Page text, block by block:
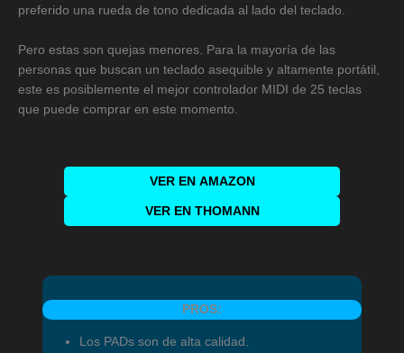
preferido una rueda de tono dedicada al lado del teclado.
Pero estas son quejas menores. Para la mayoría de las
personas que buscan un teclado asequible y altamente portátil,
este es posiblemente el mejor controlador MIDI de 25 teclas
que puede comprar en este momento.
VER EN AMAZON
VER EN THOMANN
PROS:
Los PADs son de alta calidad.